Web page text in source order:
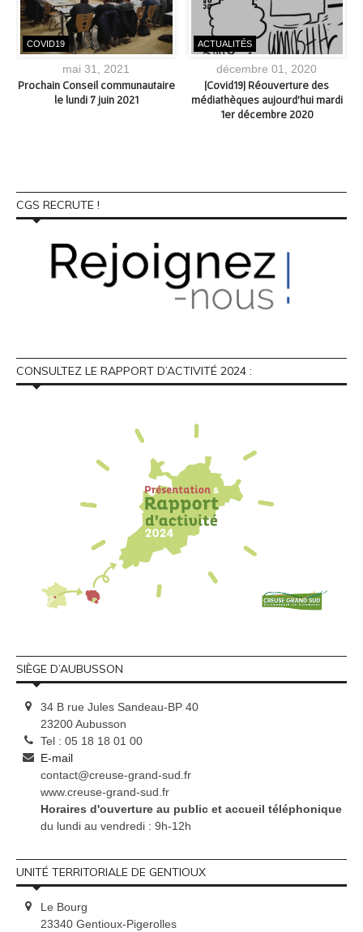
COVID19
mai 31, 2021
Prochain Conseil communautaire
le lundi 7 juin 2021
ACTUALITÉS
décembre 01, 2020
[Covid19] Réouverture des
médiathèques aujourd’hui mardi
1er décembre 2020
CGS RECRUTE !
CONSULTEZ LE RAPPORT D’ACTIVITÉ 2024 :
SIÈGE D’AUBUSSON
34 B rue Jules Sandeau-BP 40
23200 Aubusson
Tel : 05 18 18 01 00
E-mail
contact@creuse-grand-sud.fr
www.creuse-grand-sud.fr
Horaires d'ouverture au public et accueil téléphonique
du lundi au vendredi : 9h-12h
UNITÉ TERRITORIALE DE GENTIOUX
Le Bourg
23340 Gentioux-Pigerolles